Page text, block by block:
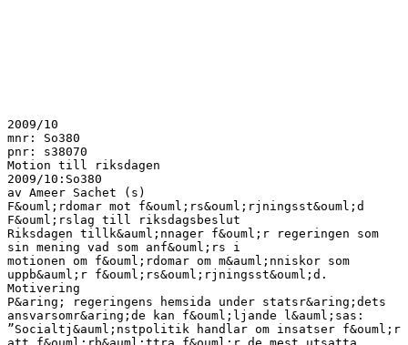
2009/10
mnr: So380
pnr: s38070
Motion till riksdagen
2009/10:So380
av Ameer Sachet (s)
F&ouml;rdomar mot f&ouml;rs&ouml;rjningsst&ouml;d
F&ouml;rslag till riksdagsbeslut
Riksdagen tillk&auml;nnager f&ouml;r regeringen som
sin mening vad som anf&ouml;rs i
motionen om f&ouml;rdomar om m&auml;nniskor som
uppb&auml;r f&ouml;rs&ouml;rjningsst&ouml;d.
Motivering
P&aring; regeringens hemsida under statsr&aring;dets
ansvarsomr&aring;de kan f&ouml;ljande l&auml;sas:
”Socialtj&auml;nstpolitik handlar om insatser f&ouml;r